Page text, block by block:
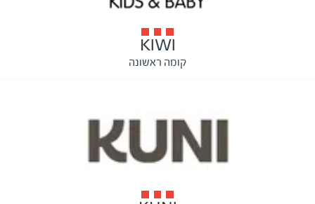
KIWI
קומה ראשונה